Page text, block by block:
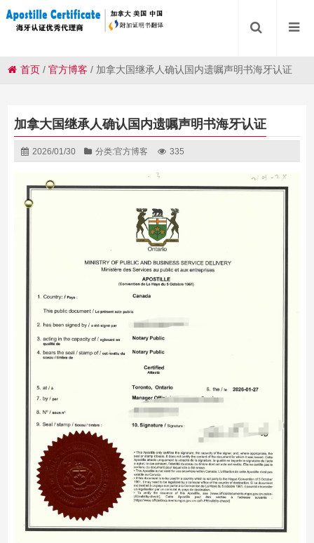
首页 /官方博客 / 加拿大国继承人确认国内遗嘱声明书海牙认证
加拿大国继承人确认国内遗嘱声明书海牙认证
2026/01/30 分类:官方博客 335